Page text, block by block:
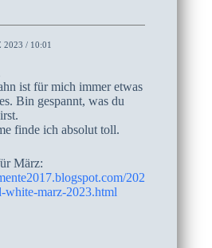
2023 / 10:01
ist für mich immer etwas
Bin gespannt, was du
finde ich absolut toll.
März:
202
white-marz-2023.html